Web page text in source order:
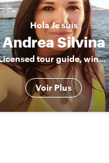
HolaJe suis
Andrea Silvina
Licensed tour guide, wine lover & foodie
Voir Plus